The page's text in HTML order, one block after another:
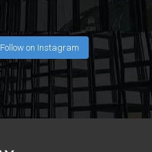
Follow on Instagram